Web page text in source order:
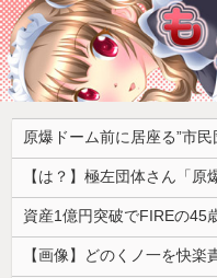
【画像】どのくノ一を快楽